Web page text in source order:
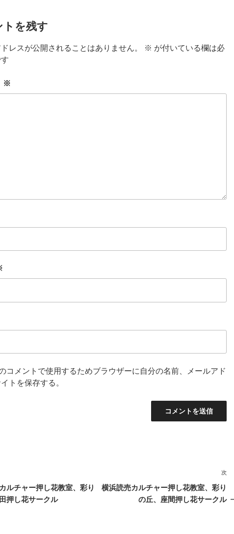
トを残す
レスが公開されることはありません。 ※ が付いている欄は必
※
コメントで使用するためブラウザーに自分の名前、メールアド
トを保存する。
ルチャー押し花教室、彩り
押し花サークル
次
投
次
横浜読売カルチャー押し花教室、彩り
の丘、座間押し花サークル